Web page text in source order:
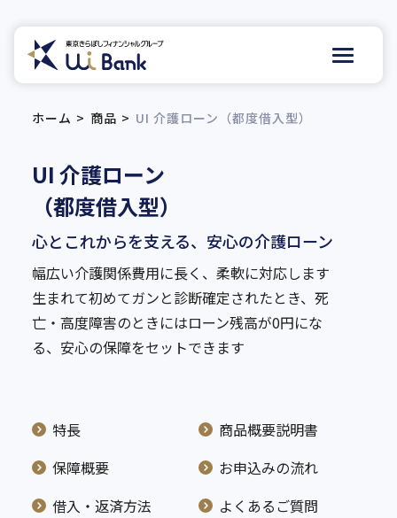
ホーム 商品 UI 介護ローン（都度借入型）
UI 介護ローン
（都度借入型）
心とこれからを支える、安心の介護ローン
幅広い介護関係費用に長く、柔軟に対応します
生まれて初めてガンと診断確定されたとき、死
亡・高度障害のときにはローン残高が0円にな
る、安心の保障をセットできます
特長
商品概要説明書
保障概要
お申込みの流れ
借入・返済方法
よくあるご質問